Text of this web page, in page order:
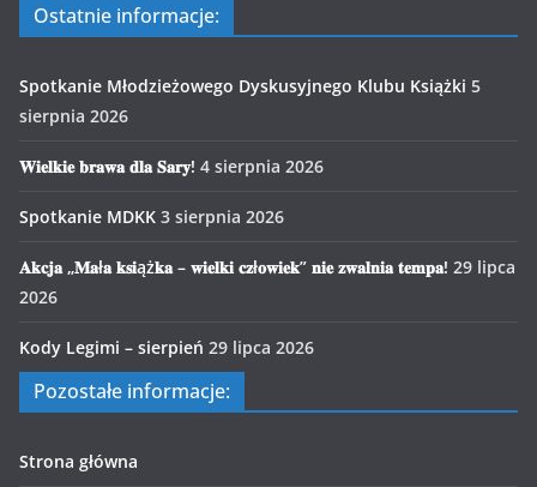
Ostatnie informacje:
Spotkanie Młodzieżowego Dyskusyjnego Klubu Książki 5
sierpnia 2026
𝐖𝐢𝐞𝐥𝐤𝐢𝐞 𝐛𝐫𝐚𝐰𝐚 𝐝𝐥𝐚 𝐒𝐚𝐫𝐲! 4 sierpnia 2026
Spotkanie MDKK 3 sierpnia 2026
𝐀𝐤𝐜𝐣𝐚 „𝐌𝐚ł𝐚 𝐤𝐬𝐢ąż𝐤𝐚 – 𝐰𝐢𝐞𝐥𝐤𝐢 𝐜𝐳ł𝐨𝐰𝐢𝐞𝐤” 𝐧𝐢𝐞 𝐳𝐰𝐚𝐥𝐧𝐢𝐚 𝐭𝐞𝐦𝐩𝐚! 29 lipca
2026
Kody Legimi – sierpień 29 lipca 2026
Pozostałe informacje:
Strona główna